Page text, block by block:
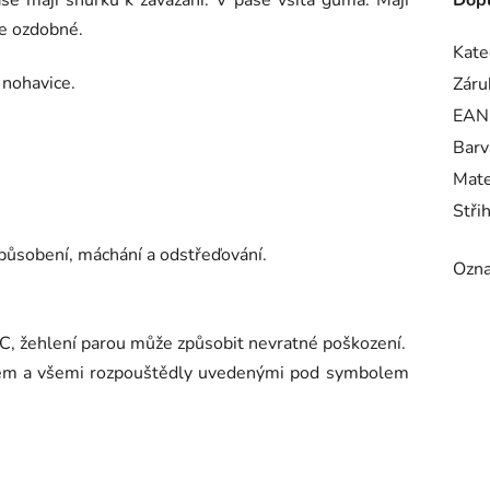
ozdobné.
máchání a odstřeďování.
žehlení parou může způsobit nevratné poškození.
a všemi rozpouštědly uvedenými pod symbolem
EAN
Střih